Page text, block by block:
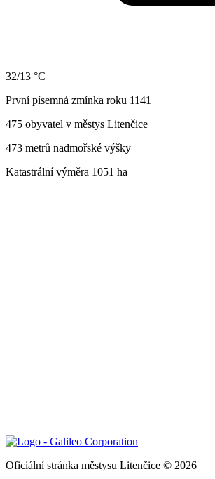
32/13 °C
První písemná zmínka roku 1141
475 obyvatel v městys Litenčice
473 metrů nadmořské výšky
Katastrální výměra 1051 ha
Oficiální stránka městysu Litenčice © 2026